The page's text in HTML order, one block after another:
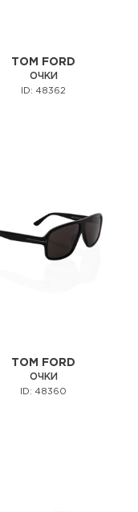
TOM FORD
ОЧКИ
ID: 48362
TOM FORD
ОЧКИ
ID: 48360